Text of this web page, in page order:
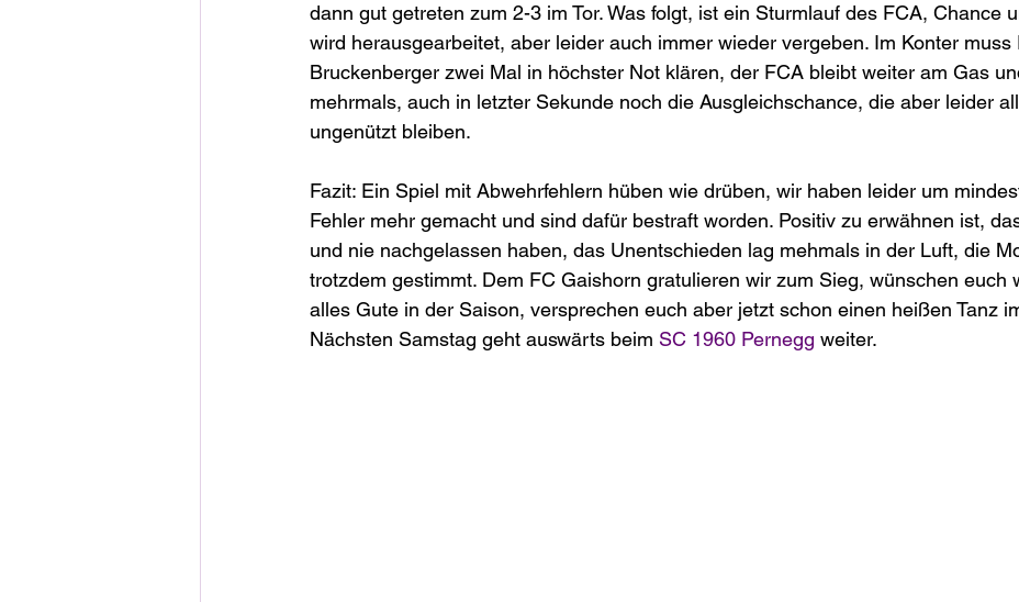
dann gut getreten zum 2-3 im Tor. Was folgt, ist ein Sturmlauf des FCA, Chance
wird herausgearbeitet, aber leider auch immer wieder vergeben. Im Konter muss
Bruckenberger zwei Mal in höchster Not klären, der FCA bleibt weiter am Gas
mehrmals, auch in letzter Sekunde noch die Ausgleichschance, die aber leider
ungenützt bleiben.
Fazit: Ein Spiel mit Abwehrfehlern hüben wie drüben, wir haben leider um
Fehler mehr gemacht und sind dafür bestraft worden. Positiv zu erwähnen ist,
und nie nachgelassen haben, das Unentschieden lag mehmals in der Luft, die
trotzdem gestimmt. Dem FC Gaishorn gratulieren wir zum Sieg, wünschen euch
alles Gute in der Saison, versprechen euch aber jetzt schon einen heißen Tanz
Nächsten Samstag geht auswärts beim SC 1960 Pernegg weiter.